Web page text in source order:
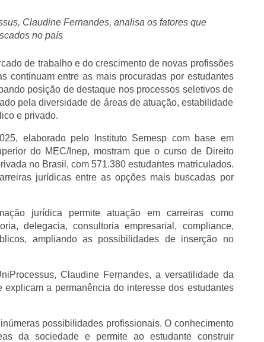
Claudine Fernandes, analisa os fatores que
no país
de trabalho e do crescimento de novas profissões
continuam entre as mais procuradas por estudantes
posição de destaque nos processos seletivos de
pela diversidade de áreas de atuação, estabilidade
e privado.
elaborado pelo Instituto Semesp com base em
do MEC/Inep, mostram que o curso de Direito
no Brasil, com 571.380 estudantes matriculados.
jurídicas entre as opções mais buscadas por
jurídica permite atuação em carreiras como
delegacia, consultoria empresarial, compliance,
ampliando as possibilidades de inserção no
Claudine Fernandes, a versatilidade da
a permanência do interesse dos estudantes
possibilidades profissionais. O conhecimento
da sociedade e permite ao estudante construir